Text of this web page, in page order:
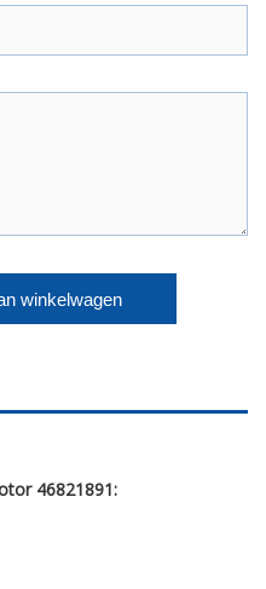
46821891 6971 aantal
winkelwagen
46821891: